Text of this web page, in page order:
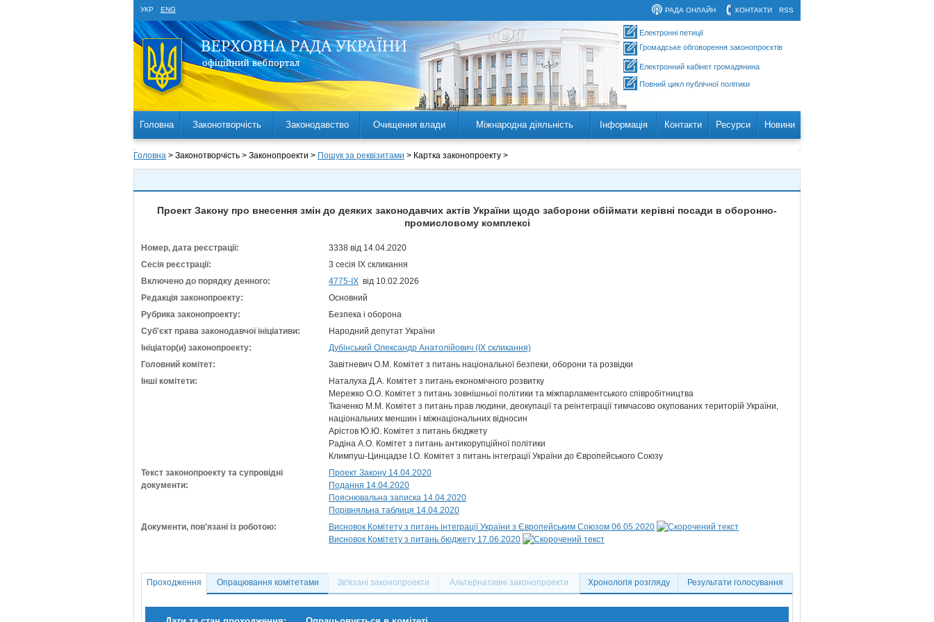
УКР ENG RSS
КОНТАКТИ
РАДА ОНЛАЙН
Електронні петиції
Громадське обговорення законопроєктів
Електронний кабінет громадянина
Повний цикл публічної політики
Головна Законотворчість Законодавство Очищення влади Міжнародна діяльність Інформація Контакти Ресурси Новини
Головна > Законотворчість > Законопроекти > Пошук за реквізитами > Картка законопроекту >
Проект Закону про внесення змін до деяких законодавчих актів України щодо заборони обіймати керівні посади в оборонно-
промисловому комплексі
Номер, дата реєстрації:
3338 від 14.04.2020
Сесія реєстрації:
3 сесія IX скликання
Включено до порядку денного:
4775-IX від 10.02.2026
Редакція законопроекту:
Основний
Рубрика законопроекту:
Безпека і оборона
Суб'єкт права законодавчої ініціативи:
Народний депутат України
Ініціатор(и) законопроекту:
Дубінський Олександр Анатолійович (IX скликання)
Головний комітет:
Завітневич О.М. Комітет з питань національної безпеки, оборони та розвідки
Інші комітети:
Наталуха Д.А. Комітет з питань економічного розвитку
Мережко О.О. Комітет з питань зовнішньої політики та міжпарламентського співробітництва
Ткаченко М.М. Комітет з питань прав людини, деокупації та реінтеграції тимчасово окупованих територій України,
національних меншин і міжнаціональних відносин
Арістов Ю.Ю. Комітет з питань бюджету
Радіна А.О. Комітет з питань антикорупційної політики
Климпуш-Цинцадзе І.О. Комітет з питань інтеграції України до Європейського Союзу
Текст законопроекту та супровідні
документи:
Проект Закону 14.04.2020
Подання 14.04.2020
Пояснювальна записка 14.04.2020
Порівняльна таблиця 14.04.2020
Документи, пов'язані із роботою:
Висновок Комітету з питань інтеграції України з Європейським Союзом 06.05.2020
Висновок Комітету з питань бюджету 17.06.2020
Проходження Опрацювання комітетами Зв'язані законопроекти Альтернативні законопроекти Хронологія розгляду Результати голосування